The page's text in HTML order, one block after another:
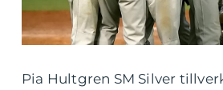
Pia Hultgren SM Silver